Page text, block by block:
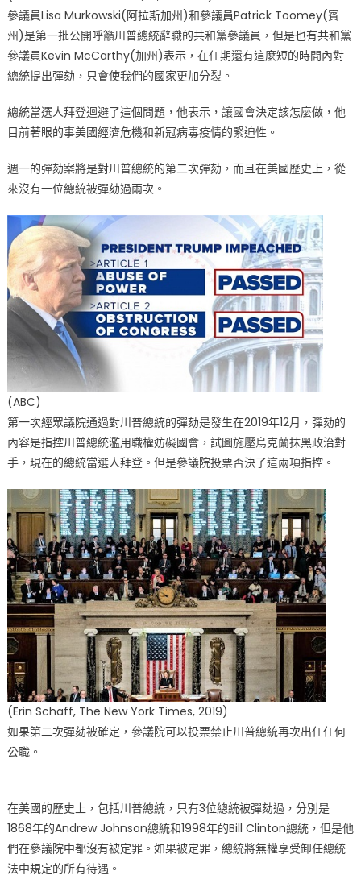
參議員Lisa Murkowski(阿拉斯加州)和參議員Patrick Toomey(賓
州)是第一批公開呼籲川普總統辭職的共和黨參議員，但是也有共和黨
參議員Kevin McCarthy(加州)表示，在任期還有這麼短的時間內對
總統提出彈劾，只會使我們的國家更加分裂。
總統當選人拜登迴避了這個問題，他表示，讓國會決定該怎麼做，他
目前著眼的事美國經濟危機和新冠病毒疫情的緊迫性。
週一的彈劾案將是對川普總統的第二次彈劾，而且在美國歷史上，從
來沒有一位總統被彈劾過兩次。
(ABC)
第一次經眾議院通過對川普總統的彈劾是發生在2019年12月，彈劾的
內容是指控川普總統濫用職權妨礙國會，試圖施壓烏克蘭抹黑政治對
手，現在的總統當選人拜登。但是參議院投票否決了這兩項指控。
(Erin Schaff, The New York Times, 2019)
如果第二次彈劾被確定，參議院可以投票禁止川普總統再次出任任何
公職。
在美國的歷史上，包括川普總統，只有3位總統被彈劾過，分別是
1868年的Andrew Johnson總統和1998年的Bill Clinton總統，但是他
們在參議院中都沒有被定罪。如果被定罪，總統將無權享受卸任總統
法中規定的所有待遇。